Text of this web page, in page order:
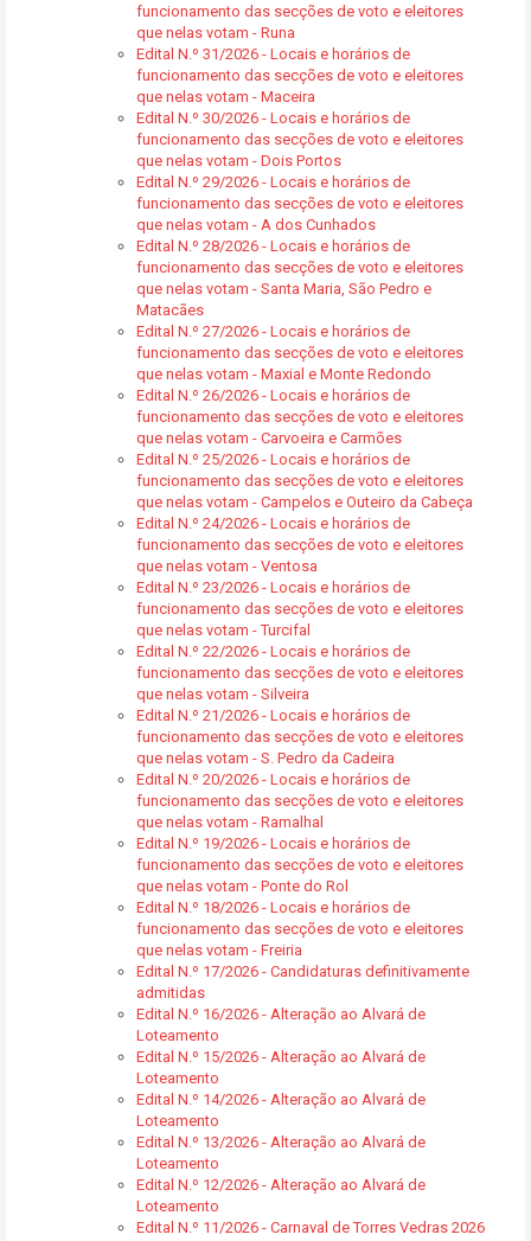
funcionamento das secções de voto e eleitores
que nelas votam - Runa
Edital N.º 31/2026 - Locais e horários de
funcionamento das secções de voto e eleitores
que nelas votam - Maceira
Edital N.º 30/2026 - Locais e horários de
funcionamento das secções de voto e eleitores
que nelas votam - Dois Portos
Edital N.º 29/2026 - Locais e horários de
funcionamento das secções de voto e eleitores
que nelas votam - A dos Cunhados
Edital N.º 28/2026 - Locais e horários de
funcionamento das secções de voto e eleitores
que nelas votam - Santa Maria, São Pedro e
Matacães
Edital N.º 27/2026 - Locais e horários de
funcionamento das secções de voto e eleitores
que nelas votam - Maxial e Monte Redondo
Edital N.º 26/2026 - Locais e horários de
funcionamento das secções de voto e eleitores
que nelas votam - Carvoeira e Carmões
Edital N.º 25/2026 - Locais e horários de
funcionamento das secções de voto e eleitores
que nelas votam - Campelos e Outeiro da Cabeça
Edital N.º 24/2026 - Locais e horários de
funcionamento das secções de voto e eleitores
que nelas votam - Ventosa
Edital N.º 23/2026 - Locais e horários de
funcionamento das secções de voto e eleitores
que nelas votam - Turcifal
Edital N.º 22/2026 - Locais e horários de
funcionamento das secções de voto e eleitores
que nelas votam - Silveira
Edital N.º 21/2026 - Locais e horários de
funcionamento das secções de voto e eleitores
que nelas votam - S. Pedro da Cadeira
Edital N.º 20/2026 - Locais e horários de
funcionamento das secções de voto e eleitores
que nelas votam - Ramalhal
Edital N.º 19/2026 - Locais e horários de
funcionamento das secções de voto e eleitores
que nelas votam - Ponte do Rol
Edital N.º 18/2026 - Locais e horários de
funcionamento das secções de voto e eleitores
que nelas votam - Freiria
Edital N.º 17/2026 - Candidaturas definitivamente
admitidas
Edital N.º 16/2026 - Alteração ao Alvará de
Loteamento
Edital N.º 15/2026 - Alteração ao Alvará de
Loteamento
Edital N.º 14/2026 - Alteração ao Alvará de
Loteamento
Edital N.º 13/2026 - Alteração ao Alvará de
Loteamento
Edital N.º 12/2026 - Alteração ao Alvará de
Loteamento
Edital N.º 11/2026 - Carnaval de Torres Vedras 2026